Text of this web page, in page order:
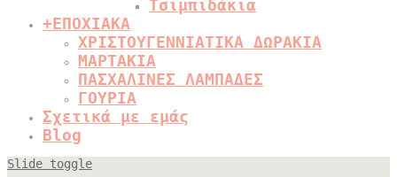
Τσιμπιδάκια
+ΕΠΟΧΙΑΚΑ
ΧΡΙΣΤΟΥΓΕΝΝΙΑΤΙΚΑ ΔΩΡΑΚΙΑ
ΜΑΡΤΑΚΙΑ
ΠΑΣΧΑΛΙΝΕΣ ΛΑΜΠΑΔΕΣ
ΓΟΥΡΙΑ
Σχετικά με εμάς
Blog
Slide toggle